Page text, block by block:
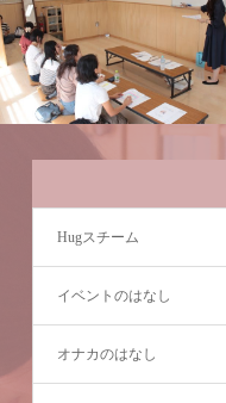
Hugスチーム
イベントのはなし
オナカのはなし